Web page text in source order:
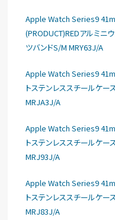
Apple Watch Series9
(PRODUCT)REDアルミニ
ツバンドS/M MRY63J/A
Apple Watch Series9
トステンレススチールケー
MRJA3J/A
Apple Watch Series9
トステンレススチールケー
MRJ93J/A
Apple Watch Series9
トステンレススチールケー
MRJ83J/A